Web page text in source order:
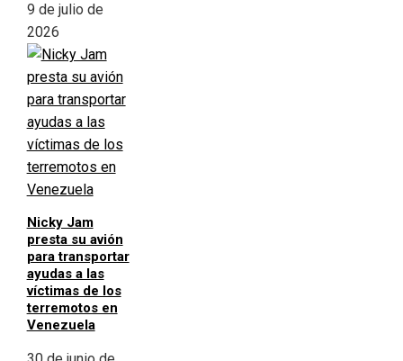
9 de julio de
2026
Nicky Jam
presta su avión
para transportar
ayudas a las
víctimas de los
terremotos en
Venezuela